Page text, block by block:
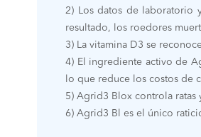
2) Los datos de laboratorio
resultado, los roedores
3) La vitamina D3 se
4) El ingrediente activo de
lo que reduce los costos de
5) Agrid3 Blox controla ratas
6) Agrid3 Bl es el único